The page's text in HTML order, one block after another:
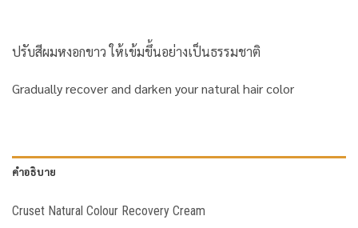
ปรับสีผมหงอกขาว ให้เข้มขึ้นอย่างเป็นธรรมชาติ
Gradually recover and darken your natural hair color
คำอธิบาย
Cruset Natural Colour Recovery Cream